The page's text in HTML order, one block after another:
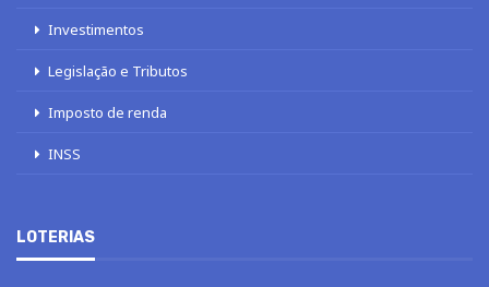
Investimentos
Legislação e Tributos
Imposto de renda
INSS
LOTERIAS